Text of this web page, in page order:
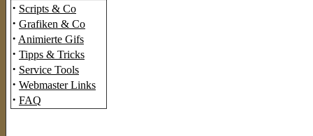
· Scripts & Co
· Grafiken & Co
· Animierte Gifs
· Tipps & Tricks
· Service Tools
· Webmaster Links
· FAQ